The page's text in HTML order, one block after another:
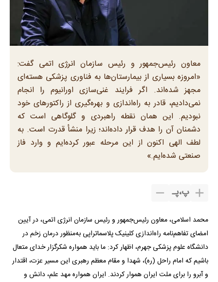
معاون رئیس‌جمهور و رئیس سازمان انرژی اتمی گفت:
«امروزه بسیاری از بیمارستان‌ها به فناوری پزشکی هسته‌ای
مجهز شده‌اند. اگر فرایند غنی‌سازی اورانیوم را انجام
نمی‌دادیم، قادر به راه‌اندازی و بهره‌گیری از راکتور‌های خود
نبودیم. این همان نقطه راهبردی و گلوگاهی است که
دشمنان آن را هدف قرار داده‌اند؛ زیرا منشأ قدرت است. به
لطف الهی اکنون از این مرحله عبور کرده‌ایم و وارد فاز
صنعتی شده‌ایم.»
پ،پـ
محمد اسلامی، معاون رئیس‌جمهور و رئیس سازمان انرژی اتمی، در آیین
امضای تفاهم‌نامه راه‌اندازی کلینیک پلاسماتراپی به‌منظور درمان زخم در
دانشگاه علوم پزشکی جهرم، اظهار کرد: ما باید همواره شکرگزار خدای متعال
باشیم که امام راحل (ره)، شهدا و مقام معظم رهبری این مسیر عزت، اقتدار
و آبرو را برای ملت ایران هموار کردند. ایران همواره مهد علم، دانش و